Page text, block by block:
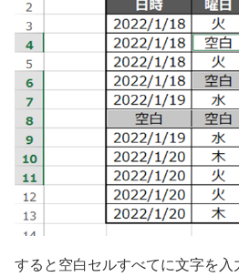
すると空白セルすべてに文字を入